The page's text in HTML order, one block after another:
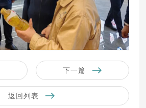
下一篇
返回列表